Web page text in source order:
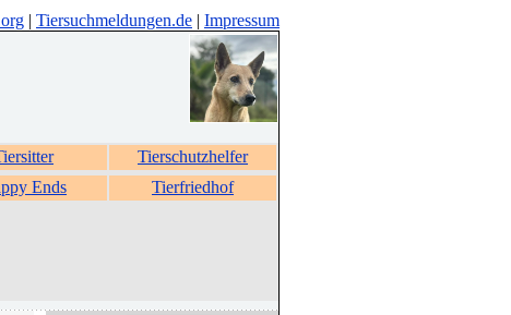
| Tiersuchmeldungen.de | Impressum
Tierschutzhelfer
Ends Tierfriedhof